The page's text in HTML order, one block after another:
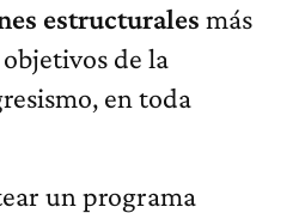
estructurales más
de la
en toda
un programa